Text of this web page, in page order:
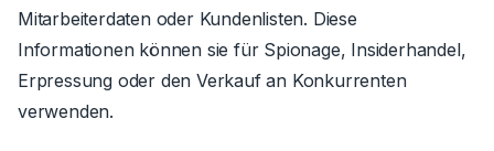
Mitarbeiterdaten oder Kundenlisten. Diese
Informationen können sie für Spionage, Insiderhandel,
Erpressung oder den Verkauf an Konkurrenten
verwenden.